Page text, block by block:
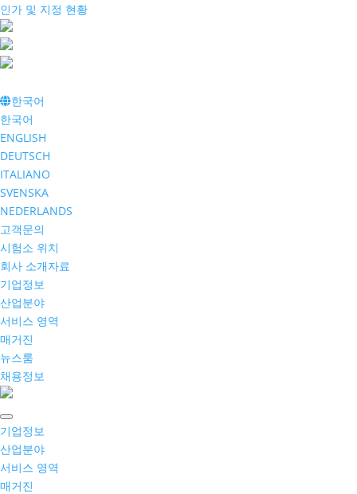
인가 및 지정 현황
한국어
한국어
ENGLISH
DEUTSCH
ITALIANO
SVENSKA
NEDERLANDS
고객문의
시험소 위치
회사 소개자료
기업정보
산업분야
서비스 영역
매거진
뉴스룸
채용정보
기업정보
산업분야
서비스 영역
매거진